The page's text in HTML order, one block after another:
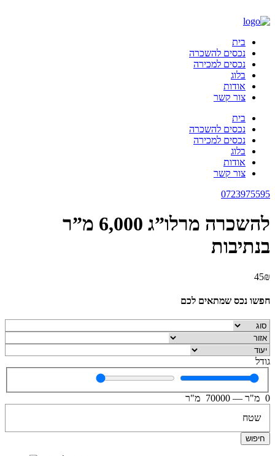
לתוכן
בית
נכסים להשכרה
נכסים למכירה
בלוג
אודות
צור קשר
בית
נכסים להשכרה
נכסים למכירה
בלוג
אודות
צור קשר
0723975595
להשכרה מרלו”ג 6,000 מ”ר
בנתיבות
45₪
חפשו נכס שמתאים לכם
גודל
0 מ"ר —
70000 מ"ר
שטח
חיפוש